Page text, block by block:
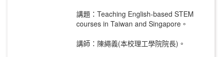
講題：Teaching English-based STEM
courses in Taiwan and Singapore。
講師：陳繩義(本校理工學院院長)。